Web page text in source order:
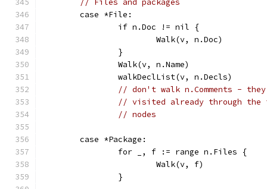
// Files and packages
	case *File:
		if n.Doc != nil {
			Walk(v, n.Doc)
		}
		Walk(v, n.Name)
		walkDeclList(v, n.Decls)
// don't walk n.Comments - they
// visited already through the
// nodes
	case *Package:
		for _, f := range n.Files {
			Walk(v, f)
		}